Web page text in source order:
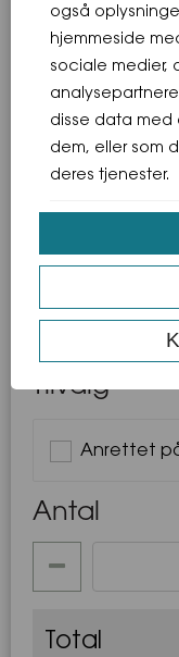
Bagte gulerødder
Sorte og grønne
Cornichons
Syltede rødløg
Tilbehør:
Foccacia fra eget
Aioli
Tilvalg:
Kan bestilles
Tilvalg
Anrettet
Antal
Total
også
hjemmeside
sociale medier,
disse data med
dem, eller som
deres tjenester.